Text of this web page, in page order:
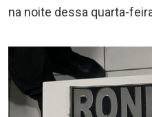
na noite dessa quarta-